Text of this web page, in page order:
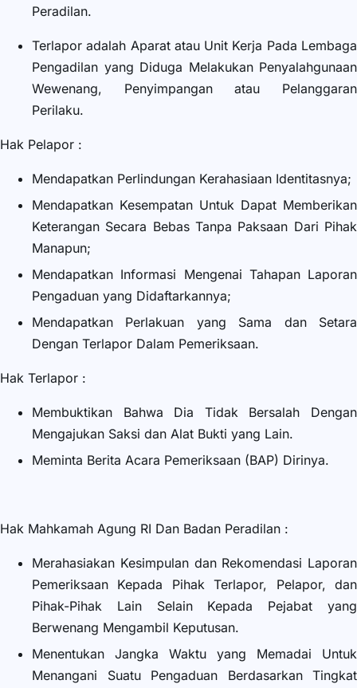
Peradilan.
Terlaporadalah Aparat atau Unit Kerja Pada Lembaga
Pengadilan yang Diduga Melakukan Penyalahgunaan
Wewenang, Penyimpangan atau Pelanggaran
Perilaku.
Hak Pelapor :
Mendapatkan Perlindungan Kerahasiaan Identitasnya;
Mendapatkan Kesempatan Untuk Dapat Memberikan
Keterangan Secara Bebas Tanpa Paksaan Dari Pihak
Manapun;
Mendapatkan Informasi Mengenai Tahapan Laporan
Pengaduan yang Didaftarkannya;
Mendapatkan Perlakuan yang Sama dan Setara
Dengan Terlapor Dalam Pemeriksaan.
Hak Terlapor :
Membuktikan Bahwa Dia Tidak Bersalah Dengan
Mengajukan Saksi dan Alat Bukti yang Lain.
Meminta Berita Acara Pemeriksaan (BAP) Dirinya.
Hak Mahkamah Agung RI Dan Badan Peradilan :
Merahasiakan Kesimpulan dan Rekomendasi Laporan
Pemeriksaan Kepada Pihak Terlapor, Pelapor, dan
Pihak-Pihak Lain Selain Kepada Pejabat yang
Berwenang Mengambil Keputusan.
Menentukan Jangka Waktu yang Memadai Untuk
Menangani Suatu Pengaduan Berdasarkan Tingkat